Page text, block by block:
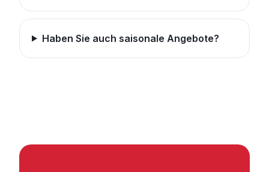
Haben Sie auch saisonale Angebote?